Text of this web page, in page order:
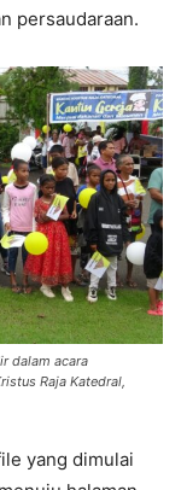
persaudaraan.
dalam acara
Raja Katedral,
yang dimulai